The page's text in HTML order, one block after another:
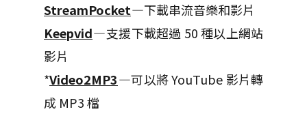
StreamPocket—下載串流音樂和影片
Keepvid— 支援下載超過 50 種以上網站
影片
*Video2MP3—可以將 YouTube 影片轉
成 MP3 檔